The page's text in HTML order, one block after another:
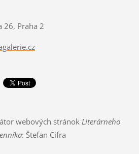
26, Praha 2
webových stránok Literárneho
: Štefan Cifra